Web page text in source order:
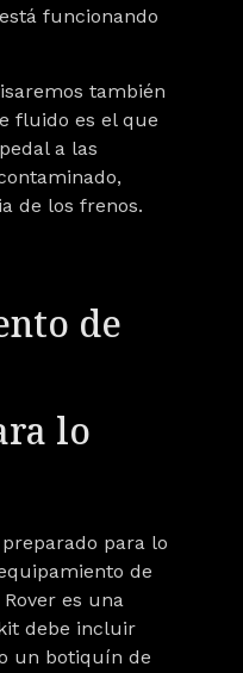
funcionando
también
fluido es el que
a las
de los frenos.
de
lo
para lo
de
es una
debe incluir
un botiquín de